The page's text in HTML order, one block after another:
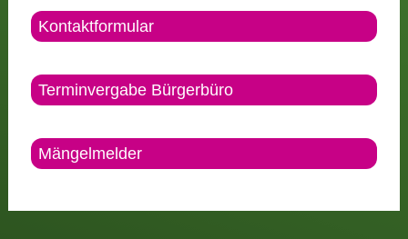
Kontaktformular
Terminvergabe Bürgerbüro
Mängelmelder